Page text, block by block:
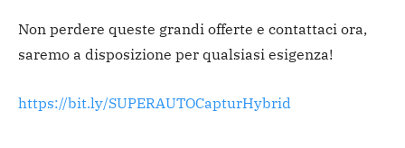
Non perdere queste grandi offerte e contattaci ora,
saremo a disposizione per qualsiasi esigenza!
https://bit.ly/SUPERAUTOCapturHybrid